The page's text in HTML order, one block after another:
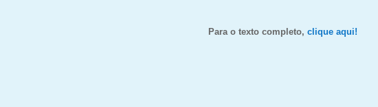
Para o texto completo, clique aqui!